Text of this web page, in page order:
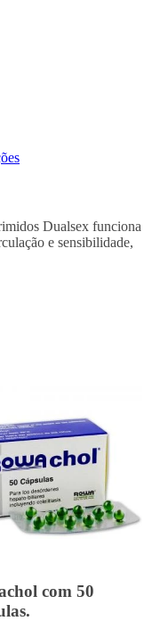
Dualsex funciona
e sensibilidade,
Sertralina 50mg.
comprimidos